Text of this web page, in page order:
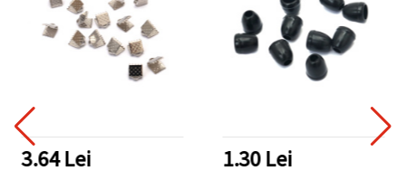
3.64 Lei 1.30 Lei